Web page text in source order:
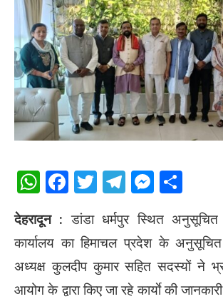
WhatsApp
Facebook
Twitter
Telegram
देहरादून : डांडा धर्मपुर स्थित
कार्यालय का हिमाचल प्रदेश के
अध्यक्ष कुलदीप कुमार सहित सदस्यों ने
आयोग के द्वारा किए जा रहे कार्याे की